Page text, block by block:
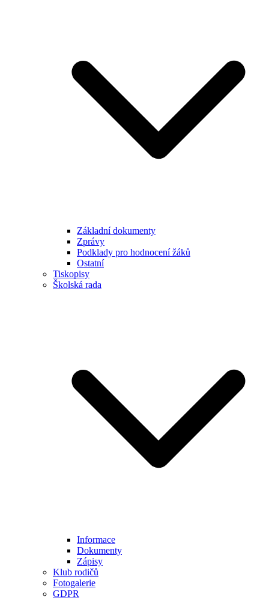
Základní dokumenty
Zprávy
Podklady pro hodnocení žáků
Ostatní
Tiskopisy
Školská rada
Informace
Dokumenty
Zápisy
Klub rodičů
Fotogalerie
GDPR